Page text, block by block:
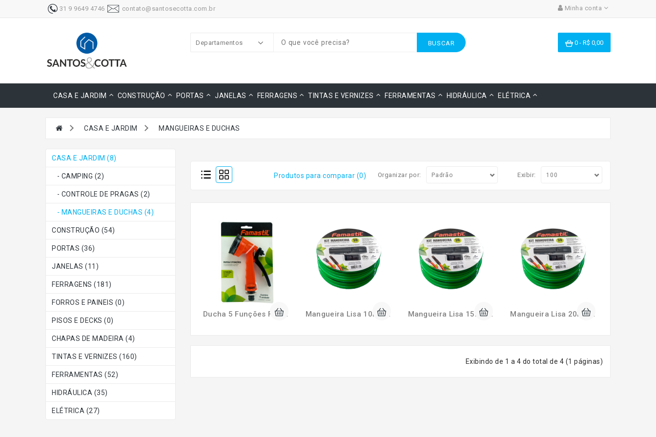
31 9 9649 4746 contato@santosecotta.com.br Minha conta
Departamentos BUSCAR 0 - R$ 0,00
CASA E JARDIM CONSTRUÇÃO PORTAS JANELAS FERRAGENS TINTAS E VERNIZES FERRAMENTAS HIDRÁULICA ELÉTRICA
CASA E JARDIM MANGUEIRAS E DUCHAS
CASA E JARDIM (8)
- CAMPING (2)
- CONTROLE DE PRAGAS (2)
- MANGUEIRAS E DUCHAS (4)
CONSTRUÇÃO (54)
PORTAS (36)
JANELAS (11)
FERRAGENS (181)
FORROS E PAINEIS (0)
PISOS E DECKS (0)
CHAPAS DE MADEIRA (4)
TINTAS E VERNIZES (160)
FERRAMENTAS (52)
HIDRÁULICA (35)
ELÉTRICA (27)
Produtos para comparar (0) Organizar por: Exibir:
Ducha 5 Funções FAMASTIL F89.01 Mangueira Lisa 10m com Kit FAMASTIL F90.47 Mangueira Lisa 15m com Kit FAMASTIL F90.48 Mangueira Lisa 20m com Kit FAMASTIL F90.40
Exibindo de 1 a 4 do total de 4 (1 páginas)